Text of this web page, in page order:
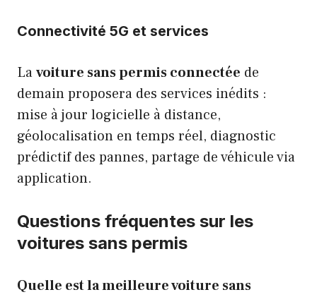
Connectivité 5G et services
Lavoiture sans permis connectée de
demain proposera des services inédits :
mise à jour logicielle à distance,
géolocalisation en temps réel, diagnostic
prédictif des pannes, partage de véhicule via
application.
Questions fréquentes sur les
voitures sans permis
Quelle est la meilleure voiture sans